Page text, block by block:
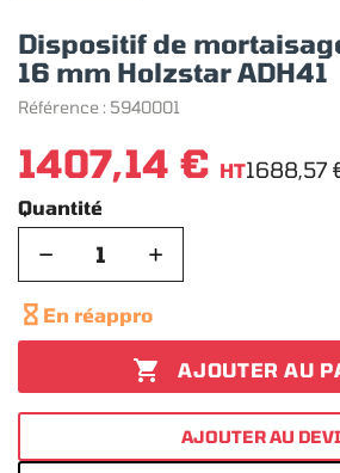
Dispositif de
16 mm Holzstar ADH41
Référence : 5940001
1407,14 € HT1688,57
Quantité
− +
 En réappro
 AJOUTER AU
AJOUTER AU